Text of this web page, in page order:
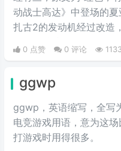
动战士高达》中登场的
扎古2的发动机经过改造
三倍速也被看作是夏亚登
0 点赞 0 评论
ggwp
ggwp，英‌‌‌‌‌‌‌‌‌‌‌语缩写，全写
电竞游戏用语，意为这
打游戏时用得很多。